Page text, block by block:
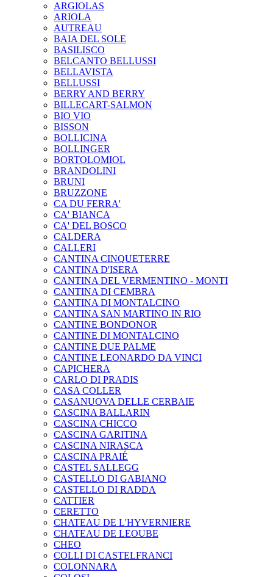
ARGIOLAS
ARIOLA
AUTREAU
BAIA DEL SOLE
BASILISCO
BELCANTO BELLUSSI
BELLAVISTA
BELLUSSI
BERRY AND BERRY
BILLECART-SALMON
BIO VIO
BISSON
BOLLICINA
BOLLINGER
BORTOLOMIOL
BRANDOLINI
BRUNI
BRUZZONE
CA DU FERRA'
CA' BIANCA
CA' DEL BOSCO
CALDERA
CALLERI
CANTINA CINQUETERRE
CANTINA D'ISERA
CANTINA DEL VERMENTINO - MONTI
CANTINA DI CEMBRA
CANTINA DI MONTALCINO
CANTINA SAN MARTINO IN RIO
CANTINE BONDONOR
CANTINE DI MONTALCINO
CANTINE DUE PALME
CANTINE LEONARDO DA VINCI
CAPICHERA
CARLO DI PRADIS
CASA COLLER
CASANUOVA DELLE CERBAIE
CASCINA BALLARIN
CASCINA CHICCO
CASCINA GARITINA
CASCINA NIRASCA
CASCINA PRAIÉ
CASTEL SALLEGG
CASTELLO DI GABIANO
CASTELLO DI RADDA
CATTIER
CERETTO
CHATEAU DE L'HYVERNIERE
CHATEAU DE LEOUBE
CHEO
COLLI DI CASTELFRANCI
COLONNARA